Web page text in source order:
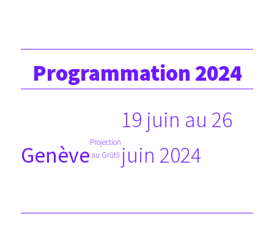
Programmation 2024
GenèveProjection
au Grütli
19 juin au 26
juin 2024